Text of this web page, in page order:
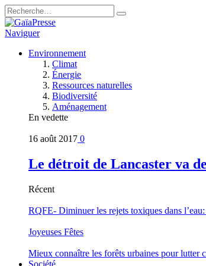
Naviguer
Environnement
Climat
Énergie
Ressources naturelles
Biodiversité
Aménagement
En vedette
16 août 2017 0
Le détroit de Lancaster va
Récent
RQFE- Diminuer les rejets toxiques dans l’eau:
Joyeuses Fêtes
Mieux connaître les forêts urbaines pour lutter
Société